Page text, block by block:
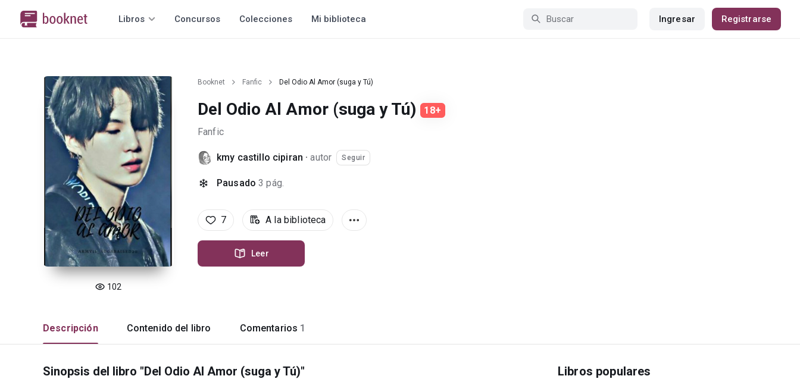
Libros Concursos Colecciones Mi biblioteca Ingresar Registrarse
102
Booknet Fanfic Del Odio Al Amor (suga y Tú)
Del Odio Al Amor (suga y Tú)
18+
Fanfic
kmy castillo cipiran ·autor Seguir
Pausado 3 pág.
7 A la biblioteca
Leer
Descripción Contenido del libro Comentarios 1
Sinopsis del libro "Del Odio Al Amor (suga y Tú)" Libros populares